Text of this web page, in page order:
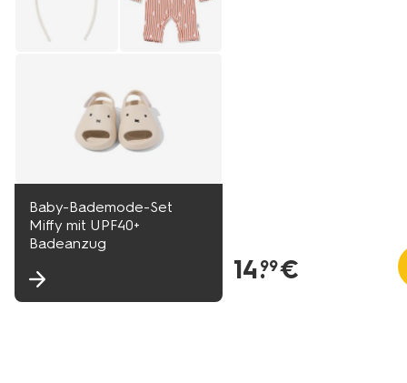
Baby-Bademode-Set
Miffy mit UPF40+
Badeanzug
14.
99€